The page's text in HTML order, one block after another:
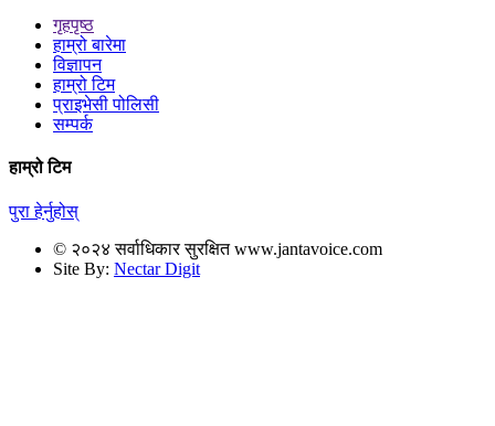
गृहपृष्ठ
हाम्रो बारेमा
विज्ञापन
हाम्रो टिम
प्राइभेसी पोलिसी
सम्पर्क
हाम्रो टिम
पुरा हेर्नुहोस्
© २०२४ सर्वाधिकार सुरक्षित www.jantavoice.com
Site By: Nectar Digit